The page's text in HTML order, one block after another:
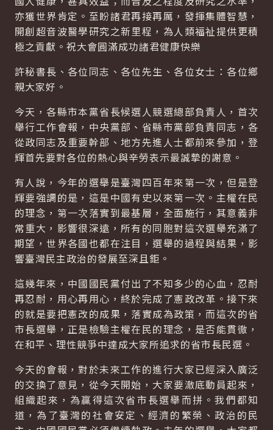
亦獲世界肯定。至盼諸君再接再厲，發揮集體智慧，
開創超音波醫學研究之新里程，為人類福祉提供更積
極之貢獻。祝大會圓滿成功諸君健康快樂
許秘書長、各位同志、各位先生、各位女士：各位鄉
親大家好。
今天，各縣市本黨省長候選人競選總部負責人，首次
舉行工作會報，中央黨部、省縣市黨部負責同志，各
從政同志及重要幹部、地方先進人士都前來參加，登
輝首先要對各位的熱心與辛勞表示最誠摯的謝意。
有人說，今年的選舉是臺灣四百年來第一次，但是登
輝要強調的是，這是中國有史以來第一次。主權在民
的理念，第一次落實到最基層，全面施行，其意義非
常重大，影響很深遠，所有的同胞對這次選舉充滿了
期望，世界各國也都在注目，選舉的過程與結果，影
響臺灣民主政治的發展至深且鉅。
這幾年來，中國國民黨付出了不知多少的心血，忍耐
再忍耐，用心再用心，終於完成了憲政改革。接下來
的就是要把憲改的成果，落實成為政策，而這次的省
市長選舉，正是檢驗主權在民的理念，是否能貫徹，
在和平、理性競爭中達成大家所追求的省市長民選。
今天的會報，對於未來工作的進行大家已經深入廣泛
的交換了意見，從今天開始，大家要澈底動員起來，
組織起來，為贏得這次省市長選舉而拼。我們都知
道，為了臺灣的社會安定、經濟的繁榮、政治的民